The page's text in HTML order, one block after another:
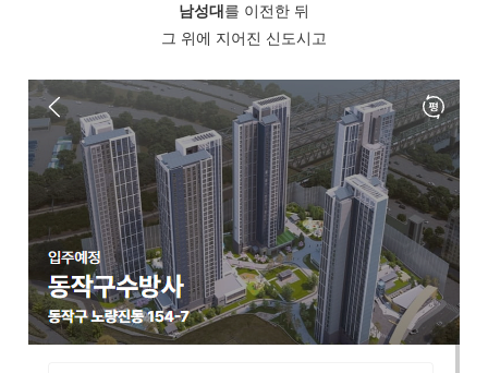
남성대 를 이전한 뒤
그 위에 지어진 신도시고